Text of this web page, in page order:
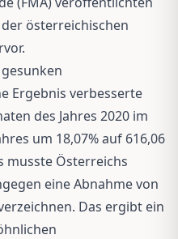
österreichischen
Ergebnis verbesserte
des Jahres 2020 im
um 18,07% auf 616,06
musste Österreichs
eine Abnahme von
Das ergibt ein